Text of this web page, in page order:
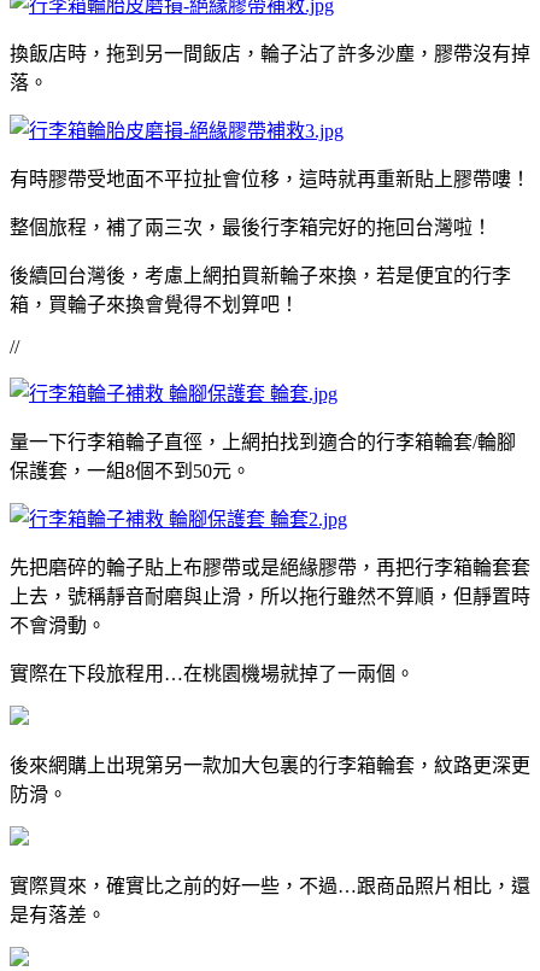
換飯店時，拖到另一間飯店，輪子沾了許多沙塵，膠帶沒有掉
落。
有時膠帶受地面不平拉扯會位移，這時就再重新貼上膠帶嘍！
整個旅程，補了兩三次，最後行李箱完好的拖回台灣啦！
後續回台灣後，考慮上網拍買新輪子來換，若是便宜的行李
箱，買輪子來換會覺得不划算吧！
//
量一下行李箱輪子直徑，上網拍找到適合的行李箱輪套/輪腳
保護套，一組8個不到50元。
先把磨碎的輪子貼上布膠帶或是絕緣膠帶，再把行李箱輪套套
上去，號稱靜音耐磨與止滑，所以拖行雖然不算順，但靜置時
不會滑動。
實際在下段旅程用…在桃園機場就掉了一兩個。
後來網購上出現第另一款加大包裏的行李箱輪套，紋路更深更
防滑。
實際買來，確實比之前的好一些，不過…跟商品照片相比，還
是有落差。